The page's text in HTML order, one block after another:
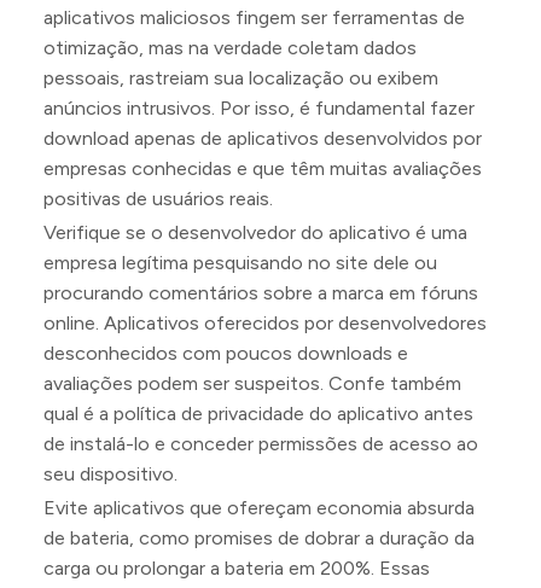
aplicativos maliciosos fingem ser ferramentas de
otimização, mas na verdade coletam dados
pessoais, rastreiam sua localização ou exibem
anúncios intrusivos. Por isso, é fundamental fazer
download apenas de aplicativos desenvolvidos por
empresas conhecidas e que têm muitas avaliações
positivas de usuários reais.
Verifique se o desenvolvedor do aplicativo é uma
empresa legítima pesquisando no site dele ou
procurando comentários sobre a marca em fóruns
online. Aplicativos oferecidos por desenvolvedores
desconhecidos com poucos downloads e
avaliações podem ser suspeitos. Confe também
qual é a política de privacidade do aplicativo antes
de instalá-lo e conceder permissões de acesso ao
seu dispositivo.
Evite aplicativos que ofereçam economia absurda
de bateria, como promises de dobrar a duração da
carga ou prolongar a bateria em 200%. Essas